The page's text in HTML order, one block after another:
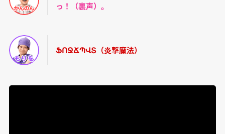
っ！（裏声）。
ՖՈՋՃՊՎՏ（炎撃魔法）